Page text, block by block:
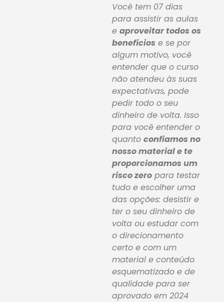
Você tem 07 dias
para assistir as aulas
e aproveitar todos os
benefícios e se por
algum motivo, você
entender que o curso
não atendeu às suas
expectativas, pode
pedir todo o seu
dinheiro de volta. Isso
para você entender o
quanto confiamos no
nosso material e te
proporcionamos um
risco zero para testar
tudo e escolher uma
das opções: desistir e
ter o seu dinheiro de
volta ou estudar com
o direcionamento
certo e com um
material e conteúdo
esquematizado e de
qualidade para ser
aprovado em 2024